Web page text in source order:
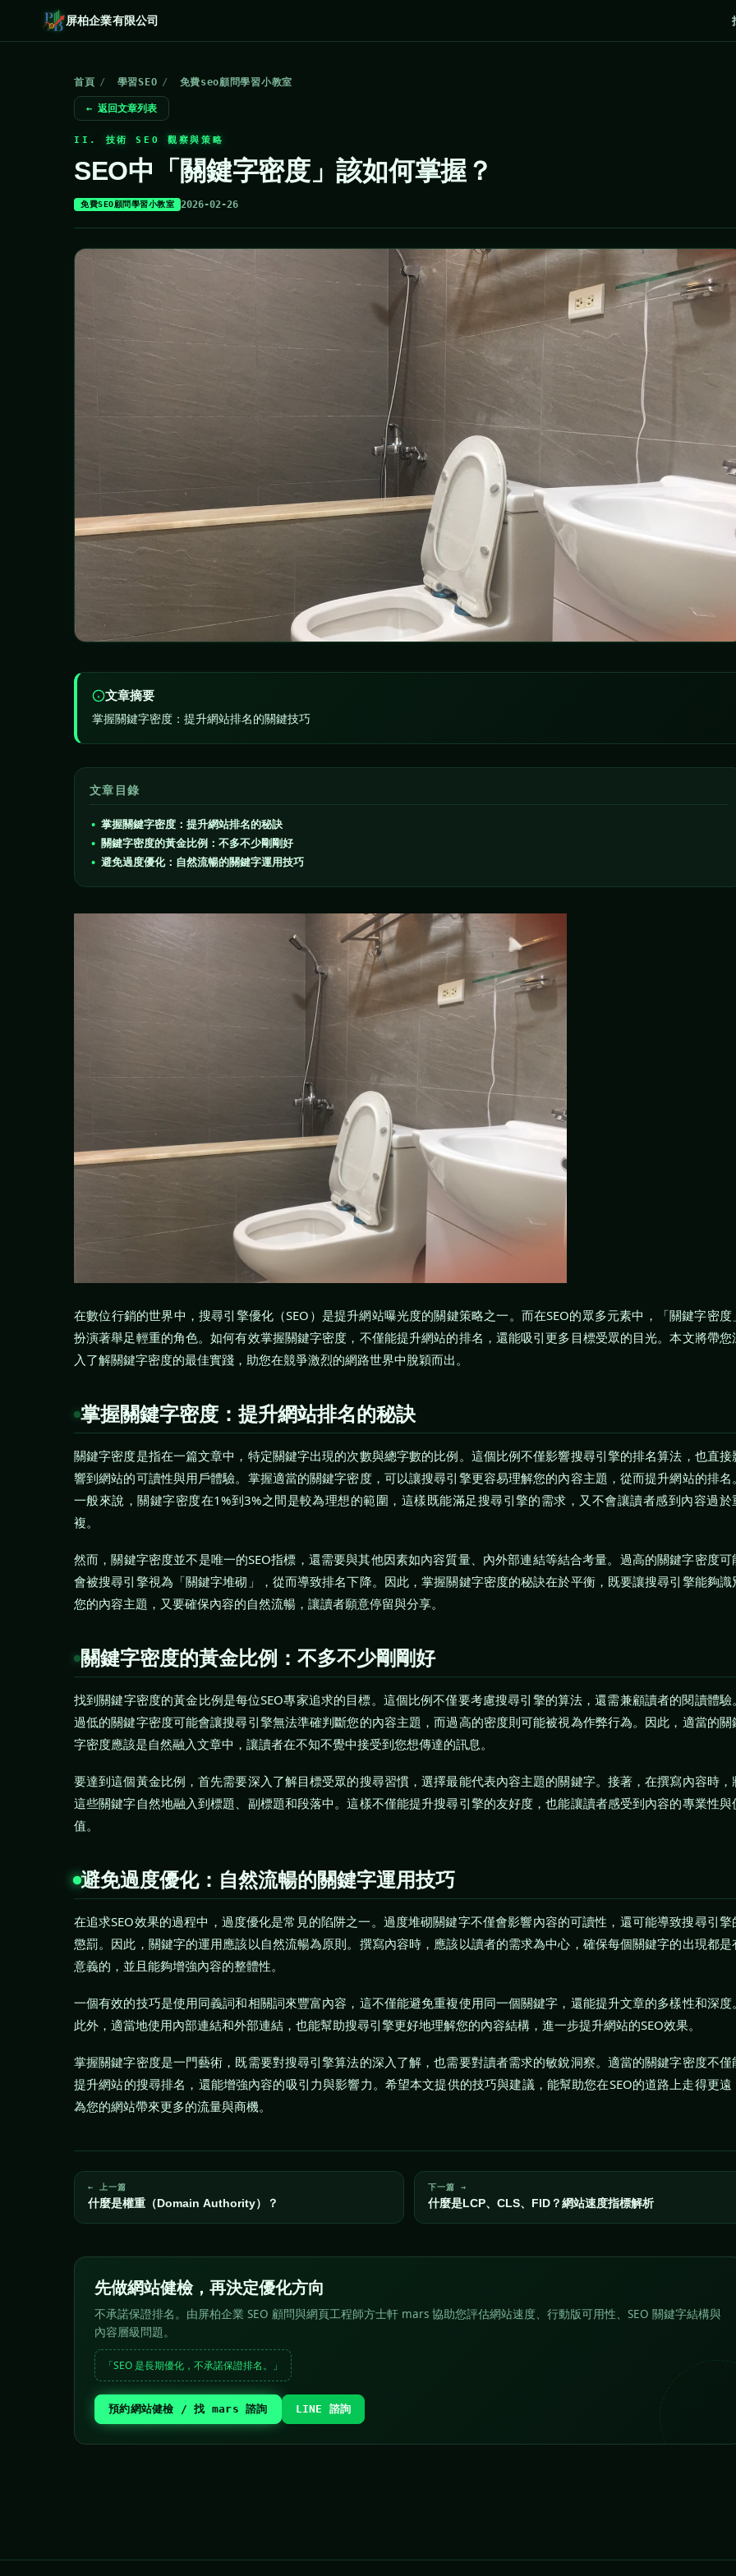
屏柏企業有限公司
首頁 / 學習SEO / 免費seo顧問學習小教室
← 返回文章列表
II. 技術 SEO 觀察與策略
SEO中「關鍵字密度」該如何掌握？
免費SEO顧問學習小教室 2026-02-26
文章摘要
掌握關鍵字密度：提升網站排名的關鍵技巧
文章目錄
掌握關鍵字密度：提升網站排名的秘訣
關鍵字密度的黃金比例：不多不少剛剛好
避免過度優化：自然流暢的關鍵字運用技巧
在數位行銷的世界中，搜尋引擎優化（SEO）是提升網站曝光度的關鍵策略之一。而在SEO的眾多元素中，「關鍵字密度」
扮演著舉足輕重的角色。如何有效掌握關鍵字密度，不僅能提升網站的排名，還能吸引更多目標受眾的目光。本文將帶您
入了解關鍵字密度的最佳實踐，助您在競爭激烈的網路世界中脫穎而出。
掌握關鍵字密度：提升網站排名的秘訣
關鍵字密度是指在一篇文章中，特定關鍵字出現的次數與總字數的比例。這個比例不僅影響搜尋引擎的排名算法，也直接
響到網站的可讀性與用戶體驗。掌握適當的關鍵字密度，可以讓搜尋引擎更容易理解您的內容主題，從而提升網站的排名。
一般來說，關鍵字密度在1%到3%之間是較為理想的範圍，這樣既能滿足搜尋引擎的需求，又不會讓讀者感到內容過於
複。
然而，關鍵字密度並不是唯一的SEO指標，還需要與其他因素如內容質量、內外部連結等結合考量。過高的關鍵字密度可
會被搜尋引擎視為「關鍵字堆砌」，從而導致排名下降。因此，掌握關鍵字密度的秘訣在於平衡，既要讓搜尋引擎能夠識
您的內容主題，又要確保內容的自然流暢，讓讀者願意停留與分享。
關鍵字密度的黃金比例：不多不少剛剛好
找到關鍵字密度的黃金比例是每位SEO專家追求的目標。這個比例不僅要考慮搜尋引擎的算法，還需兼顧讀者的閱讀體驗。
過低的關鍵字密度可能會讓搜尋引擎無法準確判斷您的內容主題，而過高的密度則可能被視為作弊行為。因此，適當的關
字密度應該是自然融入文章中，讓讀者在不知不覺中接受到您想傳達的訊息。
要達到這個黃金比例，首先需要深入了解目標受眾的搜尋習慣，選擇最能代表內容主題的關鍵字。接著，在撰寫內容時，
這些關鍵字自然地融入到標題、副標題和段落中。這樣不僅能提升搜尋引擎的友好度，也能讓讀者感受到內容的專業性與
值。
避免過度優化：自然流暢的關鍵字運用技巧
在追求SEO效果的過程中，過度優化是常見的陷阱之一。過度堆砌關鍵字不僅會影響內容的可讀性，還可能導致搜尋引擎
懲罰。因此，關鍵字的運用應該以自然流暢為原則。撰寫內容時，應該以讀者的需求為中心，確保每個關鍵字的出現都是
意義的，並且能夠增強內容的整體性。
一個有效的技巧是使用同義詞和相關詞來豐富內容，這不僅能避免重複使用同一個關鍵字，還能提升文章的多樣性和深度。
此外，適當地使用內部連結和外部連結，也能幫助搜尋引擎更好地理解您的內容結構，進一步提升網站的SEO效果。
掌握關鍵字密度是一門藝術，既需要對搜尋引擎算法的深入了解，也需要對讀者需求的敏銳洞察。適當的關鍵字密度不僅
提升網站的搜尋排名，還能增強內容的吸引力與影響力。希望本文提供的技巧與建議，能幫助您在SEO的道路上走得更遠
為您的網站帶來更多的流量與商機。
← 上一篇
什麼是權重（Domain Authority）？
下一篇 →
什麼是LCP、CLS、FID？網站速度指標解析
先做網站健檢，再決定優化方向
不承諾保證排名。由屏柏企業 SEO 顧問與網頁工程師方士軒 mars 協助您評估網站速度、行動版可用性、SEO 關鍵字結構與
內容層級問題。
「SEO 是長期優化，不承諾保證排名。」
預約網站健檢 / 找 mars 諮詢 LINE 諮詢